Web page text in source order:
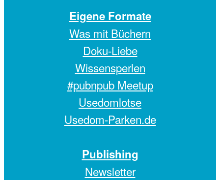
Eigene Formate
Was mit Büchern
Doku-Liebe
Wissensperlen
#pubnpub Meetup
Usedomlotse
Usedom-Parken.de
Publishing
Newsletter